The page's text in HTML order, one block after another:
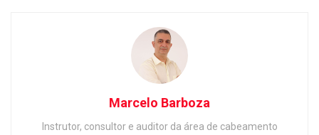
Marcelo Barboza
Instrutor, consultor e auditor da área de cabeamento